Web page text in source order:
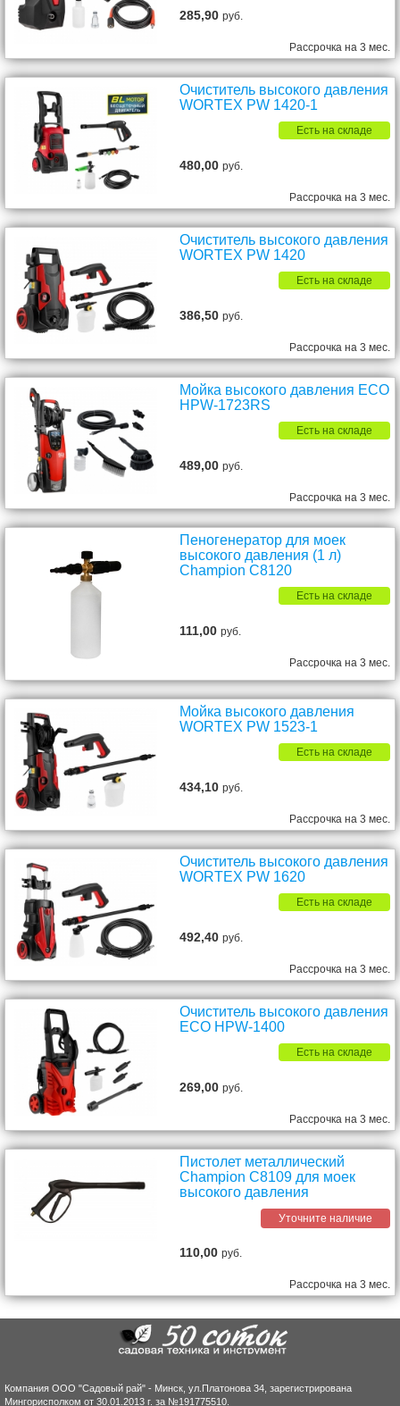
285,90руб.
Рассрочка на 3 мес.
Очиститель высокого давления
WORTEX PW 1420-1
Есть на складе
480,00руб.
Рассрочка на 3 мес.
Очиститель высокого давления
WORTEX PW 1420
Есть на складе
386,50руб.
Рассрочка на 3 мес.
Мойка высокого давления ECO
HPW-1723RS
Есть на складе
489,00руб.
Рассрочка на 3 мес.
Пеногенератор для моек
высокого давления (1 л)
Champion C8120
Есть на складе
111,00руб.
Рассрочка на 3 мес.
Мойка высокого давления
WORTEX PW 1523-1
Есть на складе
434,10руб.
Рассрочка на 3 мес.
Очиститель высокого давления
WORTEX PW 1620
Есть на складе
492,40руб.
Рассрочка на 3 мес.
Очиститель высокого давления
ECO HPW-1400
Есть на складе
269,00руб.
Рассрочка на 3 мес.
Пистолет металлический
Champion С8109 для моек
высокого давления
Уточните наличие
110,00руб.
Рассрочка на 3 мес.
Компания ООО "Садовый рай" - Минск, ул.Платонова 34, зарегистрирована
Мингорисполком от 30.01.2013 г. за №191775510.